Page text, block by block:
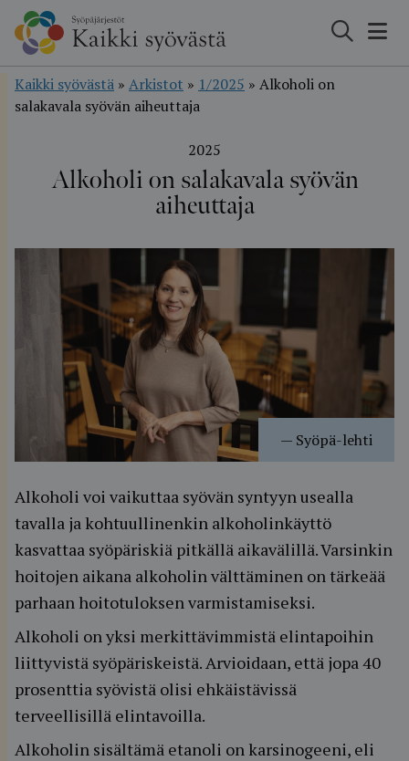
Hyppää
sisältöön
Kaikki syövästä » Arkistot » 1/2025 » Alkoholi on
salakavala syövän aiheuttaja
2025
Alkoholi on salakavala syövän
aiheuttaja
— Syöpä-lehti
Alkoholi voi vaikuttaa syövän syntyyn usealla
tavalla ja kohtuullinenkin alkoholinkäyttö
kasvattaa syöpäriskiä pitkällä aikavälillä. Varsinkin
hoitojen aikana alkoholin välttäminen on tärkeää
parhaan hoitotuloksen varmistamiseksi.
Alkoholi on yksi merkittävimmistä elintapoihin
liittyvistä syöpäriskeistä. Arvioidaan, että jopa 40
prosenttia syövistä olisi ehkäistävissä
terveellisillä elintavoilla.
Alkoholin sisältämä etanoli on karsinogeeni, eli